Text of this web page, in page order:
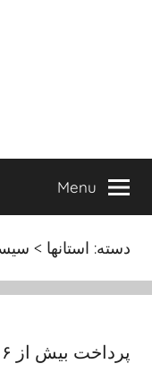
Menu
دسته: استانها >
پرداخت بیش از ۱۶ هزار میلیارد ریال تسهیلات به دانشجویان در سال جاری